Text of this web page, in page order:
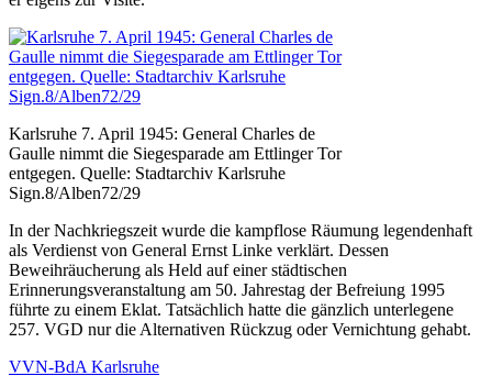
Karlsruhe 7. April 1945: General Charles de
Gaulle nimmt die Siegesparade am Ettlinger Tor
entgegen. Quelle: Stadtarchiv Karlsruhe
Sign.8/Alben72/29
In der Nachkriegszeit wurde die kampflose Räumung legendenhaft
als Verdienst von General Ernst Linke verklärt. Dessen
Beweihräucherung als Held auf einer städtischen
Erinnerungsveranstaltung am 50. Jahrestag der Befreiung 1995
führte zu einem Eklat. Tatsächlich hatte die gänzlich unterlegene
257. VGD nur die Alternativen Rückzug oder Vernichtung gehabt.
VVN-BdA Karlsruhe